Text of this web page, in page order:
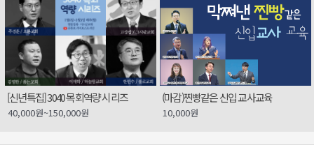
[신년특집] 3040 목회역량 시리즈
40,000원~150,000원
(마감)찐빵같은 신입 교사교육
10,000원